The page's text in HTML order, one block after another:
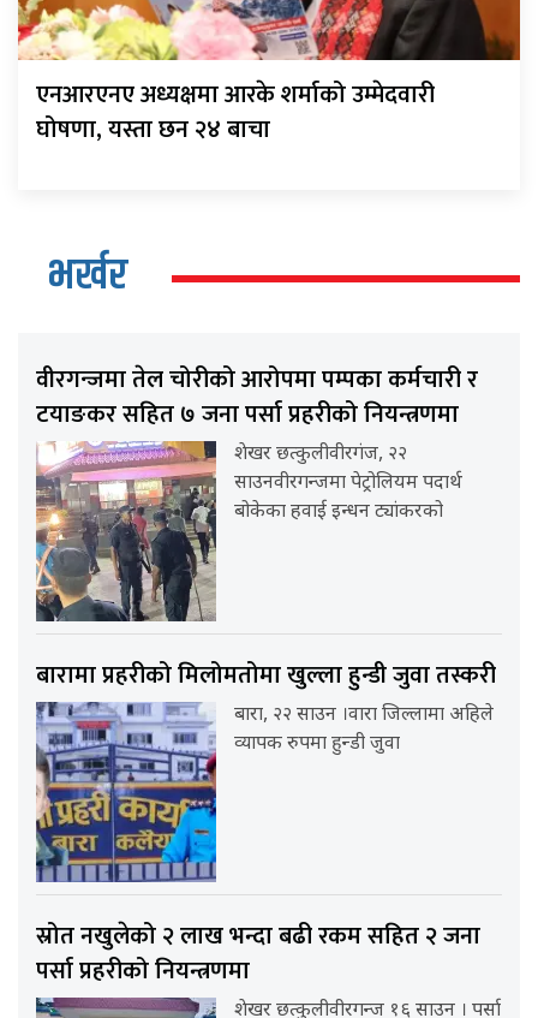
एनआरएनए अध्यक्षमा आरके शर्माको उम्मेदवारी
घोषणा, यस्ता छन २४ बाचा
भर्खर
वीरगन्जमा तेल चोरीको आरोपमा पम्पका कर्मचारी र
टयाङकर सहित ७ जना पर्सा प्रहरीको नियन्त्रणमा
शेखर छत्कुलीवीरगंज, २२
साउनवीरगन्जमा पेट्रोलियम पदार्थ
बोकेका हवाई इन्धन ट्यांकरको
बारामा प्रहरीको मिलोमतोमा खुल्ला हुन्डी जुवा तस्करी
बारा, २२ साउन ।वारा जिल्लामा अहिले
व्यापक रुपमा हुन्डी जुवा
स्रोत नखुलेको २ लाख भन्दा बढी रकम सहित २ जना
पर्सा प्रहरीको नियन्त्रणमा
शेखर छत्कुलीवीरगन्ज १६ साउन । पर्सा